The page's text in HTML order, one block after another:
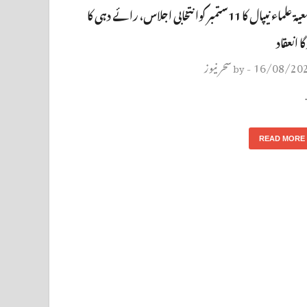
جمعیة علماء نیپال کا 11ستمبر کوانتخابی اجلاس، رائے دہی کا
انعقاد
16/08/
-
byسحر نیوز
READ MORE